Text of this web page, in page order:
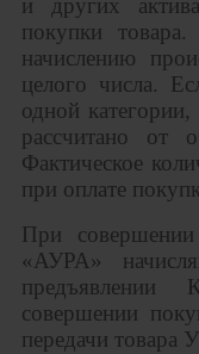
и других
покупки
начислению
целого числа.
одной
рассчитано от
Фактическое
при оплате
При
«АУРА»
совершении
передачи товара